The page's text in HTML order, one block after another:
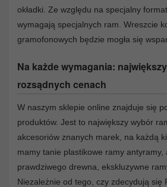
okładki. Ze względu na specjalny
wymagają specjalnych ram. Wreszcie
gramofonowych będzie mogła się
Na każde wymagania:
rozsądnych cenach
W naszym sklepie online znajduje się
produktów. Jest to największy wybór
akcesoriów znanych marek, na każdą
mamy tanie plastikowe ramy antyramy,
prawdziwego drewna, ekskluzywne
Niezależnie od tego, czy zdecydują się